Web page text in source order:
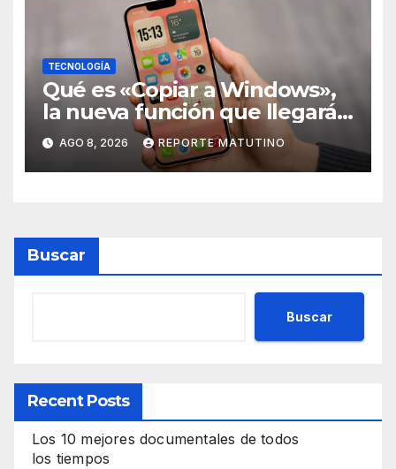
TECNOLOGÍA
Qué es «Copiar a Windows»,
la nueva función que llegará
al iPhone solo para Europa
AGO 8, 2026 REPORTE MATUTINO
Buscar
Buscar
Recent Posts
Los 10 mejores documentales de todos
los tiempos